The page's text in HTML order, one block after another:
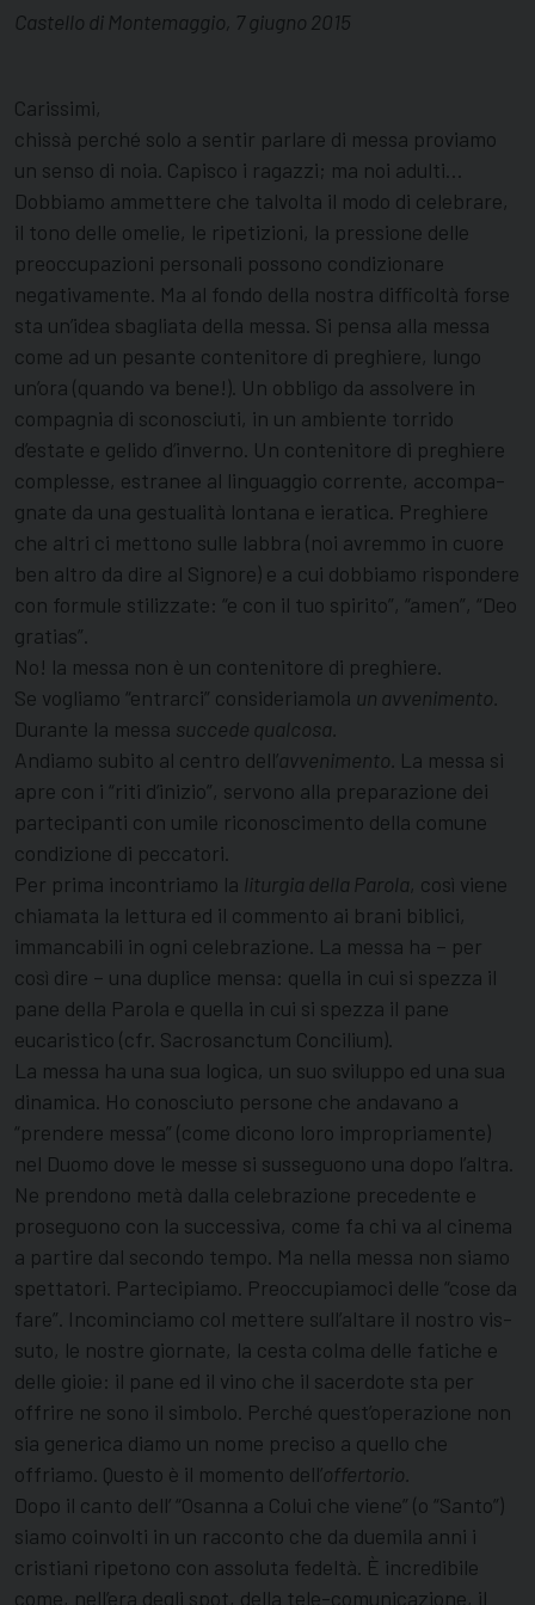
Castello di Montemaggio, 7 giugno 2015
Carissimi,
chissà perché solo a sentir parlare di messa proviamo
un senso di noia. Capisco i ragazzi; ma noi adulti…
Dobbiamo ammettere che talvolta il modo di celebrare,
il tono delle omelie, le ripetizioni, la pressione delle
preoccupazioni personali posso­no condizionare
negativamente. Ma al fondo del­la nostra difficoltà forse
sta un’idea sbagliata della messa. Si pensa alla messa
come ad un pesante contenitore di preghiere, lungo
un’ora (quando va bene!). Un obbligo da assolvere in
compagnia di sconosciuti, in un ambiente torrido
d’estate e geli­do d’inverno. Un contenitore di preghiere
com­plesse, estranee al linguaggio corrente, accompa­
gnate da una gestualità lontana e ieratica. Preghiere
che altri ci mettono sulle labbra (noi avrem­mo in cuore
ben altro da dire al Signore) e a cui dobbiamo rispondere
con formule stilizzate: “e con il tuo spirito”, “amen”, “Deo
gratias”.
No! la messa non è un contenitore di pre­ghiere.
Se vogliamo “entrarci” consideriamola un avvenimento.
Durante la messa succede qualcosa.
Andiamo subito al centro del­l’avvenimento. La messa si
apre con i “riti d’inizio”, servono alla pre­parazione dei
partecipanti con umile riconosci­mento della comune
condizione di peccatori.
Per prima incontriamo la liturgia della Parola, così viene
chiamata la lettura ed il commento ai brani biblici,
immancabili in ogni celebrazione. La messa ha – per
così dire – una duplice mensa: quella in cui si spezza il
pane della Parola e quella in cui si spezza il pane
eucaristico (cfr. Sacrosanctum Concilium).
La messa ha una sua logica, un suo sviluppo ed una sua
dinamica. Ho conosciuto persone che andavano a
“prendere messa” (come dicono loro impropriamente)
nel Duomo dove le messe si susseguono una dopo l’altra.
Ne prendono metà dalla celebrazione precedente e
proseguono con la successiva, come fa chi va al cinema
a partire dal secondo tempo. Ma nella messa non siamo
spettatori. Partecipiamo. Preoccupiamoci delle “cose da
fare”. Incominciamo col mettere sull’altare il nostro vis­
suto, le nostre giornate, la cesta colma delle fatiche e
delle gioie: il pane ed il vino che il sacerdote sta per
offrire ne sono il simbolo. Perché quest’operazione non
sia generica diamo un nome preciso a quello che
offriamo. Questo è il momento dell’offertorio.
Dopo il canto dell’ “Osanna a Colui che vie­ne” (o “Santo”)
siamo coinvolti in un racconto che da duemila anni i
cristiani ripetono con assolu­ta fedeltà. È incredibile
come, nell’era degli spot, della tele-comunicazione, il